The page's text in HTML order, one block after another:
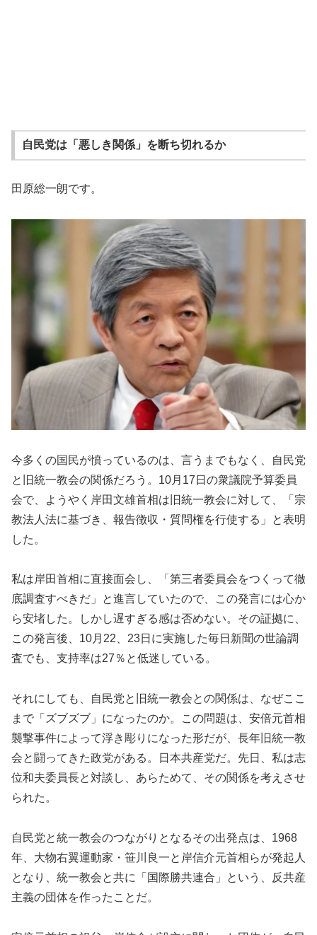
自民党は「悪しき関係」を断ち切れるか
田原総一朗です。
今多くの国民が憤っているのは、言うまでもなく、自民党
と旧統一教会の関係だろう。10月17日の衆議院予算委員
会で、ようやく岸田文雄首相は旧統一教会に対して、「宗
教法人法に基づき、報告徴収・質問権を行使する」と表明
した。
私は岸田首相に直接面会し、「第三者委員会をつくって徹
底調査すべきだ」と進言していたので、この発言には心か
ら安堵した。しかし遅すぎる感は否めない。その証拠に、
この発言後、10月22、23日に実施した毎日新聞の世論調
査でも、支持率は27％と低迷している。
それにしても、自民党と旧統一教会との関係は、なぜここ
まで「ズブズブ」になったのか。この問題は、安倍元首相
襲撃事件によって浮き彫りになった形だが、長年旧統一教
会と闘ってきた政党がある。日本共産党だ。先日、私は志
位和夫委員長と対談し、あらためて、その関係を考えさせ
られた。
自民党と統一教会のつながりとなるその出発点は、1968
年、大物右翼運動家・笹川良一と岸信介元首相らが発起人
となり、統一教会と共に「国際勝共連合」という、反共産
主義の団体を作ったことだ。